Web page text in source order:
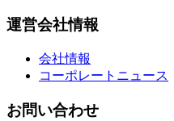
運営会社情報
会社情報
コーポレートニュース
お問い合わせ